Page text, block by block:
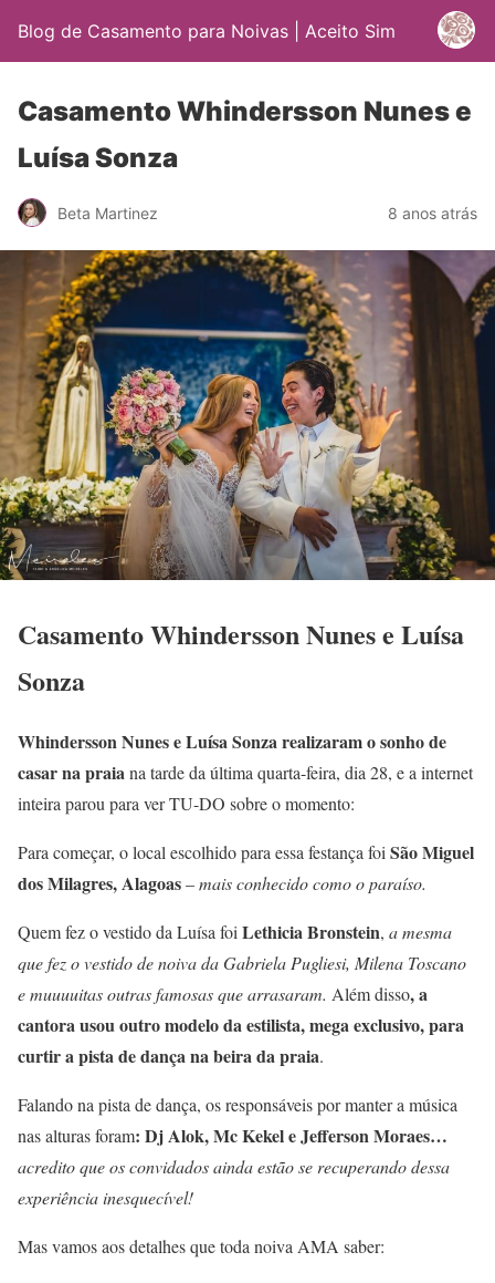
Blog de Casamento para Noivas | Aceito Sim
Casamento Whindersson Nunes e
Luísa Sonza
Beta Martinez 8 anos atrás
Casamento Whindersson Nunes e Luísa
Sonza
Whindersson Nunes e Luísa Sonza realizaram o sonho de
casar na praiana tarde da última quarta-feira, dia 28, e a internet
inteira parou para ver TU-DO sobre o momento:
Para começar, o local escolhido para essa festança foi São Miguel
dos Milagres, Alagoas–mais conhecido como o paraíso.
Quem fez o vestido da Luísa foi Lethicia Bronstein, a mesma
que fez o vestido de noiva da Gabriela Pugliesi, Milena Toscano
e muuuuitas outras famosas que arrasaram. Além disso, a
cantora usou outro modelo da estilista, mega exclusivo, para
curtir a pista de dança na beira da praia.
Falando na pista de dança, os responsáveis por manter a música
nas alturas foram: Dj Alok, Mc Kekel e Jefferson Moraes…
acredito que os convidados ainda estão se recuperando dessa
experiência inesquecível!
Mas vamos aos detalhes que toda noiva AMA saber: